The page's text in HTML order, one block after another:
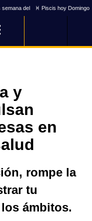
semana del ♓ Piscis hoy Domingo
y
en
rompe la
tu
ámbitos.